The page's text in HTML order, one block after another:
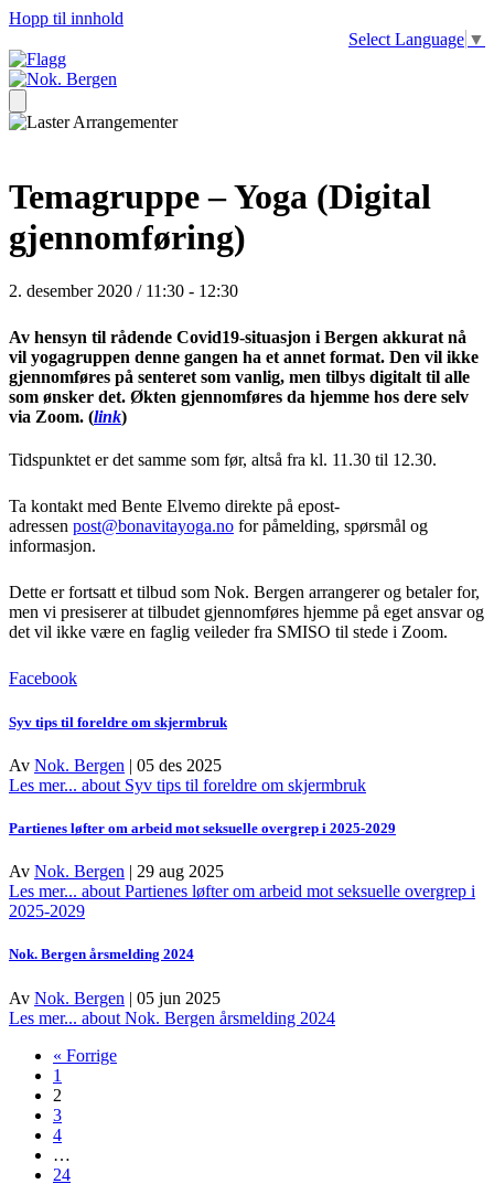
Hopp til innhold
Select Language ▼
Temagruppe – Yoga (Digital
gjennomføring)
2. desember 2020 / 11:30 - 12:30
Av hensyn til rådende Covid19-situasjon i Bergen akkurat nå
vil yogagruppen denne gangen ha et annet format. Den vil ikke
gjennomføres på senteret som vanlig, men tilbys digitalt til alle
som ønsker det. Økten gjennomføres da hjemme hos dere selv
via Zoom. (link)
Tidspunktet er det samme som før, altså fra kl. 11.30 til 12.30.
Ta kontakt med Bente Elvemo direkte på epost-
adressen post@bonavitayoga.no for påmelding, spørsmål og
informasjon.
Dette er fortsatt et tilbud som Nok. Bergen arrangerer og betaler for,
men vi presiserer at tilbudet gjennomføres hjemme på eget ansvar og
det vil ikke være en faglig veileder fra SMISO til stede i Zoom.
Facebook
Syv tips til foreldre om skjermbruk
Av Nok. Bergen | 05 des 2025
Les mer... about Syv tips til foreldre om skjermbruk
Partienes løfter om arbeid mot seksuelle overgrep i 2025-2029
Av Nok. Bergen | 29 aug 2025
Les mer... about Partienes løfter om arbeid mot seksuelle overgrep i
2025-2029
Nok. Bergen årsmelding 2024
Av Nok. Bergen | 05 jun 2025
Les mer... about Nok. Bergen årsmelding 2024
« Forrige
1
2
3
4
…
24